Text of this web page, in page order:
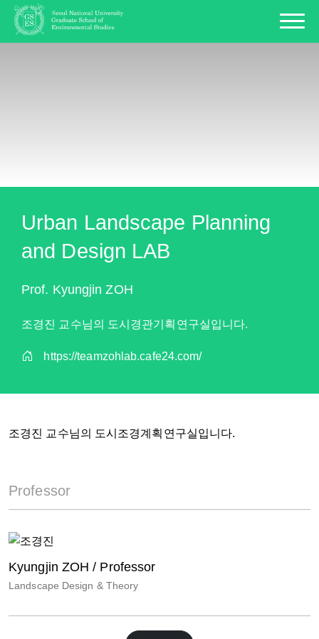
Urban Landscape Planning
and Design LAB
Prof. Kyungjin ZOH
조경진 교수님의 도시경관기획연구실입니다.
https://teamzohlab.cafe24.com/
조경진 교수님의 도시조경계획연구실입니다.
Professor
Kyungjin ZOH / Professor
Landscape Design & Theory